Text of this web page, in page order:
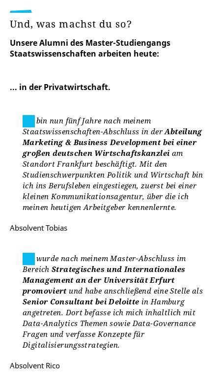
Und, was machst du so?
Unsere Alumni des Master-Studiengangs
Staatswissenschaften arbeiten heute:
... in der Privatwirtschaft.
Ich bin nun fünf Jahre nach meinem
Staatswissenschaften-Abschluss in derAbteilung
Marketing & Business Development bei einer
großen deutschen Wirtschaftskanzlei am
Standort Frankfurt beschäftigt. Mit den
Studienschwerpunkten Politik und Wirtschaft bin
ich ins Berufsleben eingestiegen, zuerst bei einer
kleinen Kommunikationsagentur, über die ich
meinen heutigen Arbeitgeber kennenlernte.
Absolvent Tobias
Ich wurde nach meinem Master-Abschluss im
BereichStrategisches und Internationales
Management an der Universität Erfurt
promoviert und habe anschließend eine Stelle als
Senior Consultant bei Deloitte in Hamburg
angetreten. Dort befasse ich mich inhaltlich mit
Data-Analytics Themen sowie Data-Governance
Fragen und verfasse Konzepte für
Digitalisierungsstrategien.
Absolvent Rico